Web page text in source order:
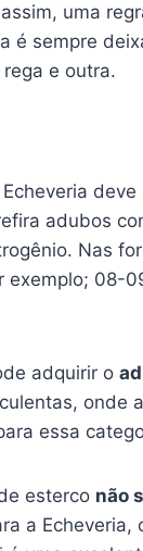
uma
é sempre
e outra.
deve
adubos
Nas
exemplo; 08-
adquirir o
onde
essa
esterco não
a Echeveria,